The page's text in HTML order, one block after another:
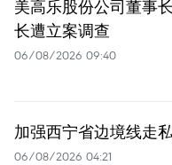
美高乐股份公司董事
长遭立案调查
06/08/2026 09:40
加强西宁省边境线走
06/08/2026 04:21